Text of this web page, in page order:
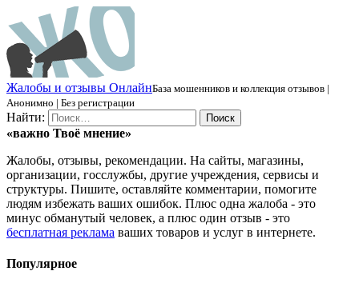
Жалобы и отзывы ОнлайнБаза мошенников и коллекция отзывов |
Анонимно | Без регистрации
Найти:
«важно Твоё мнение»
Жалобы, отзывы, рекомендации. На сайты, магазины,
организации, госслужбы, другие учреждения, сервисы и
структуры. Пишите, оставляйте комментарии, помогите
людям избежать ваших ошибок. Плюс одна жалоба - это
минус обманутый человек, а плюс один отзыв - это
бесплатная реклама ваших товаров и услуг в интернете.
Популярное